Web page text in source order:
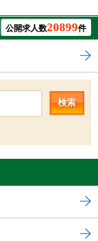
公開求人数20899件
検索